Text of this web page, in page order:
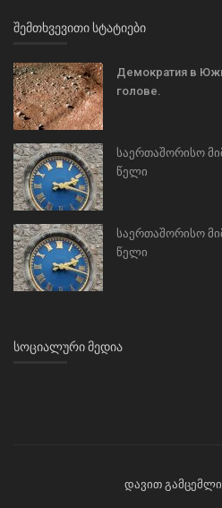
ᲨᲔᲛᲗᲮᲕᲔᲕᲘᲗᲘ ᲡᲢᲐᲢᲘᲔᲑᲘ
Демократия в
голове.
საერთაშორისო
წელი
საერთაშორისო
წელი
ᲡᲝᲪᲘᲐᲚᲣᲠᲘ ᲛᲔᲓᲘᲐ
დავით